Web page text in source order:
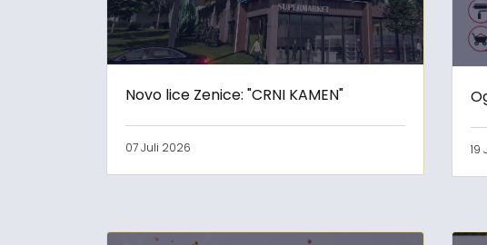
Novo lice Zenice: "CRNI KAMEN"
07 Juli 2026 19